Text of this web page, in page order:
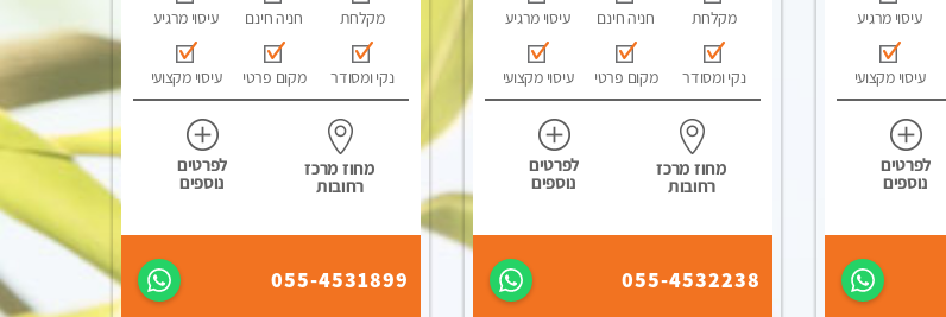
עיסוי מרגיע
עיסוי מקצועי
לפרטים
נוספים
מקלחת חניה חינם עיסוי מרגיע
נקי ומסודר מקום פרטי עיסוי מקצועי
מחוז מרכז
רחובות
לפרטים
נוספים
055-4532238
מקלחת חניה חינם עיסוי מרגיע
נקי ומסודר מקום פרטי עיסוי מקצועי
מחוז מרכז
רחובות
לפרטים
נוספים
055-4531899